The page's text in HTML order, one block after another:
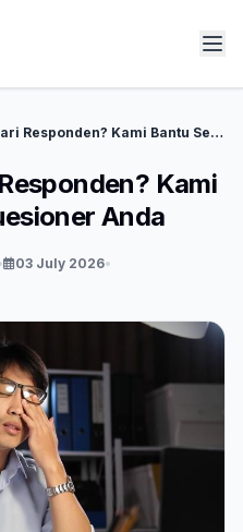
Kesulitan Mencari Responden? Kami Bantu Sebarkan Kuesioner Anda
Kami
Anda
03 July 2026•